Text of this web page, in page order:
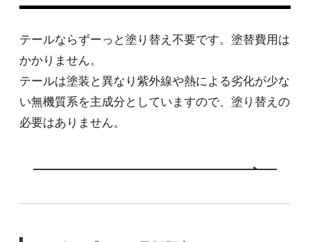
テールならずーっと塗り替え不要です。塗替費用は
かかりません。
テールは塗装と異なり紫外線や熱による劣化が少な
い無機質系を主成分としていますので、塗り替えの
必要はありません。